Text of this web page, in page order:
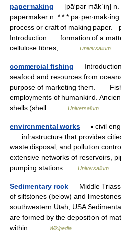
papermaking — [pā′pər māk΄iŋ]
papermaker n. * * *
process or craft of making paper.
Introduction formation of a
cellulose fibres,… …
Universalium
commercial fishing —
seafood and resources from
purpose of marketing them.
employments of humankind.
shells (shell… …
Universalium
environmental works — ▪ civil
infrastructure that provides
waste disposal, and pollution
extensive networks of reservoirs,
pumping stations …
Universalium
Sedimentary rock — Middle
of siltstones (below) and
southwestern Utah, USA
are formed by the deposition of
within… …
Wikipedia